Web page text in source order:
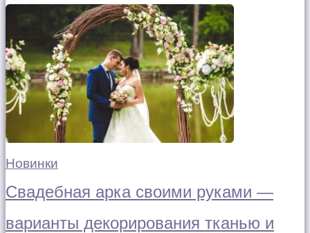
Новинки
Свадебная арка своими руками —
варианты декорирования тканью и